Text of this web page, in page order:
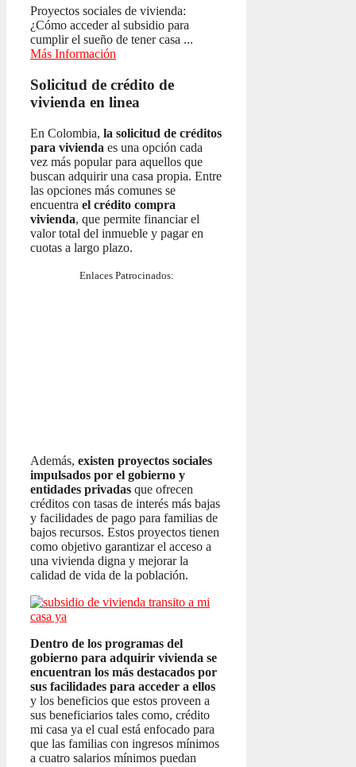
Proyectos sociales de vivienda:
¿Cómo acceder al subsidio para
cumplir el sueño de tener casa ...
Más Información
Solicitud de crédito de
vivienda en linea
En Colombia, la solicitud de créditos
para vivienda es una opción cada
vez más popular para aquellos que
buscan adquirir una casa propia. Entre
las opciones más comunes se
encuentra el crédito compra
vivienda, que permite financiar el
valor total del inmueble y pagar en
cuotas a largo plazo.
Enlaces Patrocinados:
Además, existen proyectos sociales
impulsados por el gobierno y
entidades privadas que ofrecen
créditos con tasas de interés más bajas
y facilidades de pago para familias de
bajos recursos. Estos proyectos tienen
como objetivo garantizar el acceso a
una vivienda digna y mejorar la
calidad de vida de la población.
Dentro de los programas del
gobierno para adquirir vivienda se
encuentran los más destacados por
sus facilidades para acceder a ellos
y los beneficios que estos proveen a
sus beneficiarios tales como, crédito
mi casa ya el cual está enfocado para
que las familias con ingresos mínimos
a cuatro salarios mínimos puedan